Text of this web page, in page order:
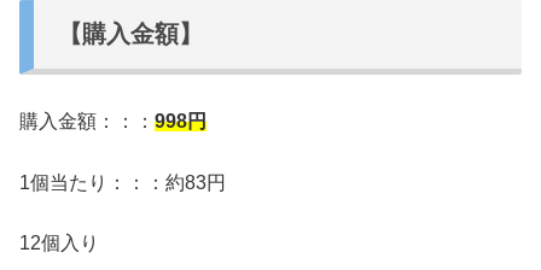
【購入金額】
購入金額：：： 998円
1個当たり：：：約83円
12個入り